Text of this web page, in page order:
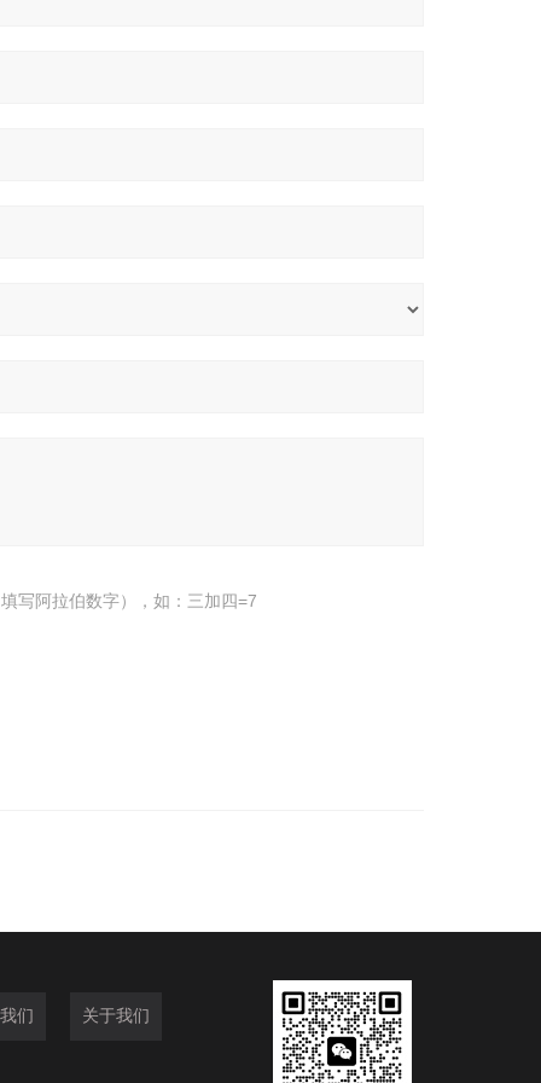
写阿拉伯数字），如：三加四=7
们 关于我们